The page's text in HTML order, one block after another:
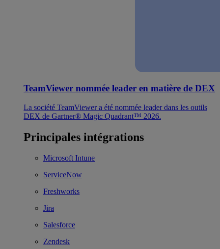
TeamViewer nommée leader en matière de DEX
La société TeamViewer a été nommée leader dans les outils
DEX de Gartner® Magic Quadrant™ 2026.
Principales intégrations
Microsoft Intune
ServiceNow
Freshworks
Jira
Salesforce
Zendesk